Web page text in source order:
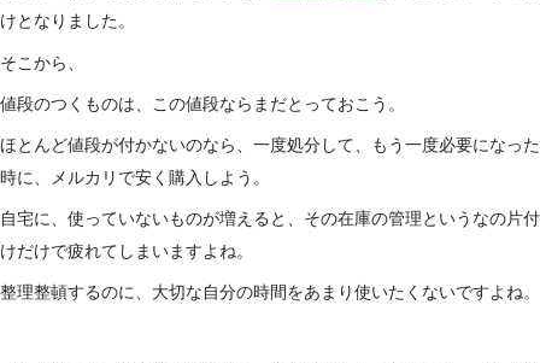
けとなりました。
そこから、
値段のつくものは、この値段ならまだとっておこう。
ほとんど値段が付かないのなら、一度処分して、もう一度必要になった
時に、メルカリで安く購入しよう。
自宅に、使っていないものが増えると、その在庫の管理というなの片付
けだけで疲れてしまいますよね。
整理整頓するのに、大切な自分の時間をあまり使いたくないですよね。